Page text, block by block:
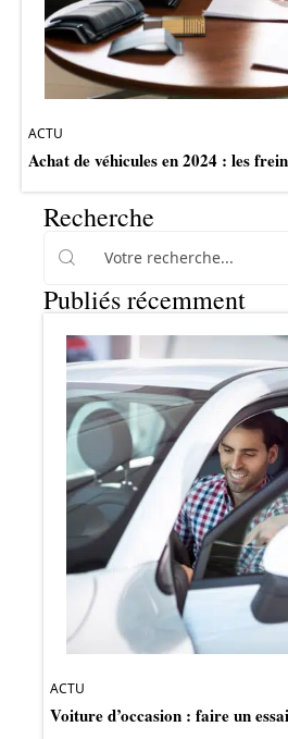
ACTU
Achat de véhicules en 2024 : les
Recherche
Publiés récemment
ACTU
Voiture d’occasion : faire un